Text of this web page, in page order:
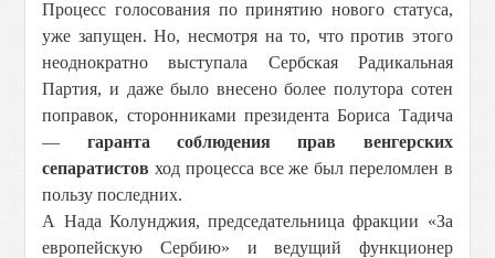
Процесс голосования по принятию нового статуса,
уже запущен. Но, несмотря на то, что против этого
неоднократно выступала Сербская Радикальная
Партия, и даже было внесено более полутора сотен
поправок, сторонниками президента Бориса Тадича
— гаранта соблюдения прав венгерских
сепаратистов ход процесса все же был переломлен в
пользу последних.
А Нада Колунджия, председательница фракции «За
европейскую Сербию» и ведущий функционер